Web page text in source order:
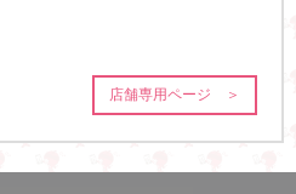
店舗専用ページ ＞